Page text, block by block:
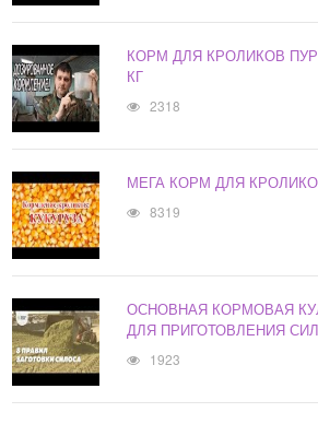
КОРМ ДЛЯ КРОЛИКОВ
КГ
2318
МЕГА КОРМ ДЛЯ
8319
ОСНОВНАЯ КОРМОВАЯ
ДЛЯ ПРИГОТОВЛЕНИЯ
1923